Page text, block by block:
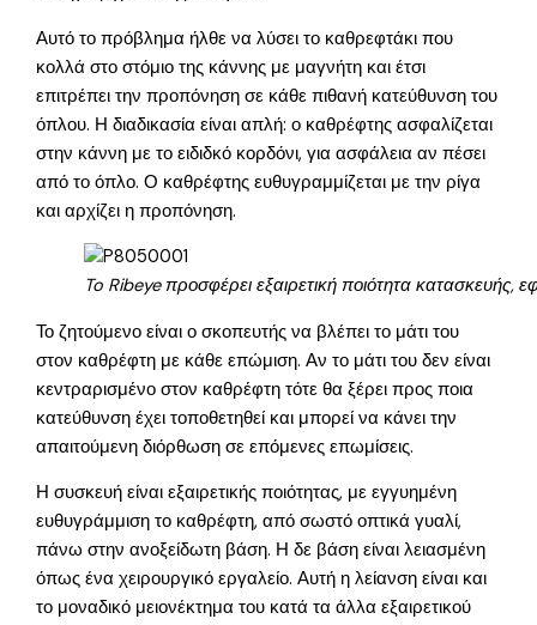
Αυτό το πρόβλημα ήλθε να λύσει το καθρεφτάκι που
κολλά στο στόμιο της κάννης με μαγνήτη και έτσι
επιτρέπει την προπόνηση σε κάθε πιθανή κατεύθυνση του
όπλου. Η διαδικασία είναι απλή: ο καθρέφτης ασφαλίζεται
στην κάννη με το ειδιδκό κορδόνι, για ασφάλεια αν πέσει
από το όπλο. Ο καθρέφτης ευθυγραμμίζεται με την ρίγα
και αρχίζει η προπόνηση.
To Ribeye προσφέρει εξαιρετική ποιότητα
Το ζητούμενο είναι ο σκοπευτής να βλέπει το μάτι του
στον καθρέφτη με κάθε επώμιση. Αν το μάτι του δεν είναι
κεντραρισμένο στον καθρέφτη τότε θα ξέρει προς ποια
κατεύθυνση έχει τοποθετηθεί και μπορεί να κάνει την
απαιτούμενη διόρθωση σε επόμενες επωμίσεις.
Η συσκευή είναι εξαιρετικής ποιότητας, με εγγυημένη
ευθυγράμμιση το καθρέφτη, από σωστό οπτικά γυαλί,
πάνω στην ανοξείδωτη βάση. Η δε βάση είναι λειασμένη
όπως ένα χειρουργικό εργαλείο. Αυτή η λείανση είναι και
το μοναδικό μειονέκτημα του κατά τα άλλα εξαιρετικού